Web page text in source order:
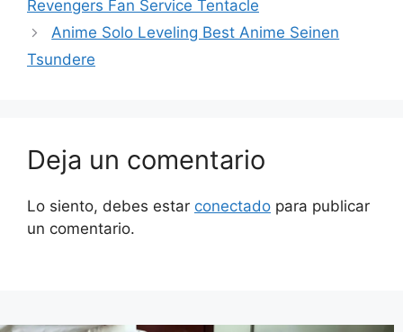
Revengers Fan Service Tentacle
Anime Solo Leveling Best Anime Seinen
Tsundere
Deja un comentario
Lo siento, debes estar conectado para publicar
un comentario.